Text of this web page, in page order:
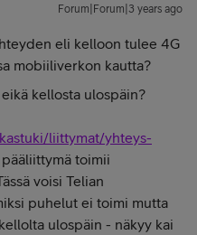
Forum|Forum|3 years ago
eli kelloon tulee 4G
mobiiliverkon kautta?
kellosta ulospäin?
liittymat/yhteys-
toimii
voisi Telian
puhelut ei toimi mutta
ulospäin - näkyy kai